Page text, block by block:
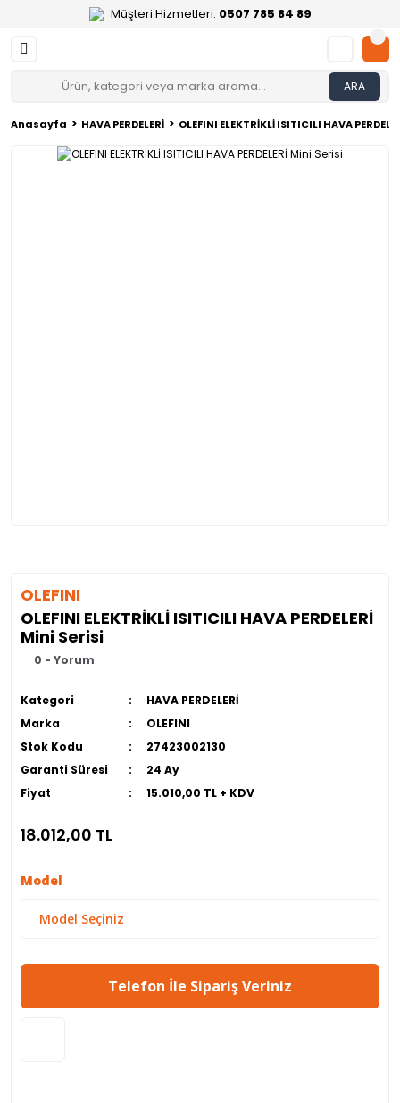
Müşteri Hizmetleri: 0507 785 84 89
ARA
Anasayfa HAVA PERDELERİ OLEFINI ELEKTRİKLİ ISITICILI HAVA
OLEFINI
OLEFINI ELEKTRİKLİ ISITICILI HAVA PERDELERİ
Mini Serisi
0 - Yorum
Kategori
HAVA PERDELERİ
Marka
OLEFINI
Stok Kodu
27423002130
Garanti Süresi
24 Ay
Fiyat
15.010,00 TL + KDV
18.012,00 TL
Model
Telefon İle Sipariş Veriniz